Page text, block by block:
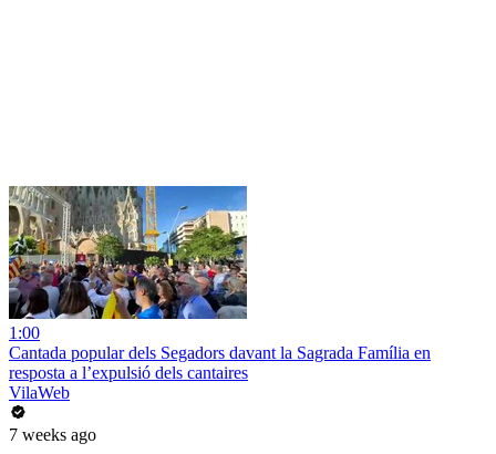
1:00
Cantada popular dels Segadors davant la Sagrada Família en
resposta a l’expulsió dels cantaires
VilaWeb
7 weeks ago